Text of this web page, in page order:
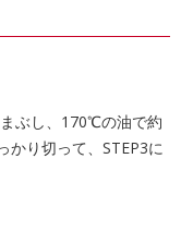
ぶし、170℃の油で約
かり切って、STEP3に